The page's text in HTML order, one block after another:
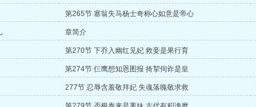
第265节 塞翁失马杨士奇称心如意是帝心
章简介
第270节 下乔入幽红见妃 救妾是果行育
第274节 仨鹰想知恩图报 掎挈伺诈是皇
277节 忍辱含羞敬拜妃 失魂落魄敬求救